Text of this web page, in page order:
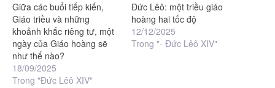
Giữa các buổi tiếp kiến,
Giáo triều và những
khoảnh khắc riêng tư, một
ngày của Giáo hoàng sẽ
như thế nào?
18/09/2025
Trong "Đức Lêô XIV"
Đức Lêô: một triều giáo
hoàng hai tốc độ
12/12/2025
Trong "- Đức Lêô XIV"